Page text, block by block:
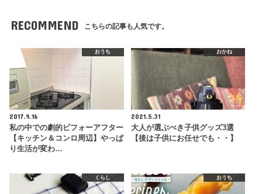
RECOMMEND こちらの記事も人気です。
おうち
2017.9.16
私の中での劇的ビフォーアフター
【キッチン＆コンロ周辺】やっぱ
り生活が変わ…
おかね
2021.5.31
大人が選ぶべき子供グッズ3選
【後は子供にお任せでも・・】
くらし おうち